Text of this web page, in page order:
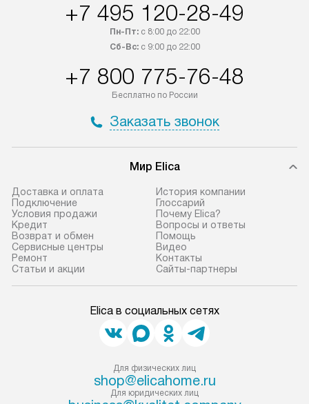
+7 495 120-28-49
Пн-Пт:с 8:00 до 22:00
Сб-Вс:с 9:00 до 22:00
+7 800 775-76-48
Бесплатно по России
Заказать звонок
Мир Elica
Доставка и оплата
Подключение
Условия продажи
Кредит
Возврат и обмен
Сервисные центры
Ремонт
Статьи и акции
История компании
Глоссарий
Почему Elica?
Вопросы и ответы
Помощь
Видео
Контакты
Сайты-партнеры
Elica в социальных сетях
Для физических лиц
shop@elicahome.ru
Для юридических лиц